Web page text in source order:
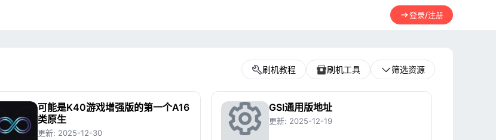
登录/注册
刷机教程 刷机工具 筛选资源
可能是K40游戏增强版的第一个A16
类原生
更新: 2025-12-30
GSI通用版地址
更新: 2025-12-19